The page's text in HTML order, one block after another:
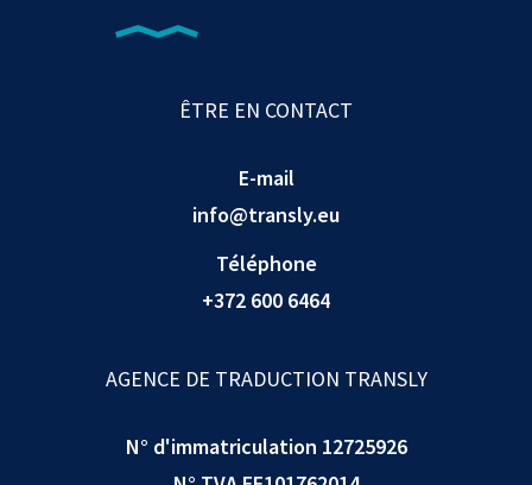
ÊTRE EN CONTACT
E-mail
info@transly.eu
Téléphone
+372 600 6464
AGENCE DE TRADUCTION TRANSLY
N° d'immatriculation 12725926